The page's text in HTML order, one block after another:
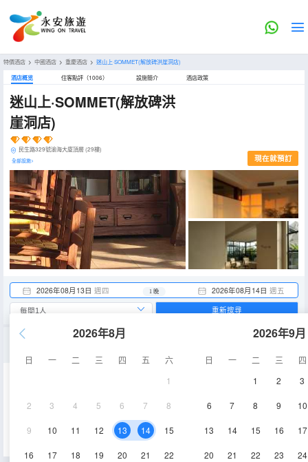
特價酒店 > 中國酒店 > 重慶酒店 > 迷山上·SOMMET(解放碑洪崖洞店)
酒店概览 住客點評（1006） 設施簡介 酒店政策
迷山上·SOMMET(解放碑洪
崖洞店)
民生路329號渝海大廈頂層 (29樓)
全部設施> 現在就預訂
2026年08月13日 週四 2026年08月14日 週五
1 晚
2026年8月
日 一 二 三 四 五
六
1
2 3 4 5 6 7 8
9 10 11 12 13 14 15
16 17 18 19 20 21 22
2026年9月
日 一 二 三
四
1
2 3
6 7 8 9 10
13 14 15 16 17
20 21 22 23 24
重新搜尋
淋浴
電視機